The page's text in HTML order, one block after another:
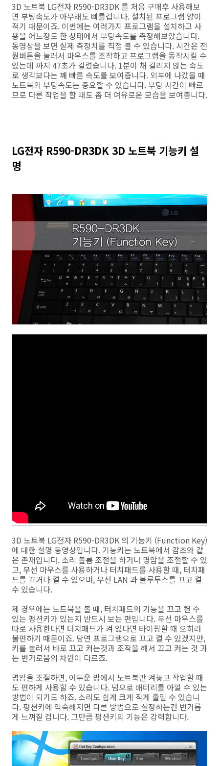
3D 노트북 LG전자 R590-DR3DK 를 처음 구매후 사용해보
면 부팅속도가 아무래도 빠를겁니다. 설치된 프로그램 양이
적기 때문이죠. 이번에는 여러가지 프로그램을 설치하고 사
용을 어느정도 한 상태에서 부팅속도를 측정해보았습니다.
동영상을 보면 실제 측정치를 직접 볼 수 있습니다. 시간은 전
원버튼을 눌러서 마우스를 조작하고 프로그램을 동작시킬 수
있는데 까지 47초가 걸렸습니다. 1분이 채 걸리지 않는 속도
로 생각보다는 꽤 빠른 속도를 보여줍니다. 외부에 나갔을 때
노트북의 부팅속도는 중요할 수 있습니다. 부팅 시간이 빠르
므로 다른 작업을 할 때도 좀 더 여유로운 모습을 보여줍니다.
LG전자 R590-DR3DK 3D 노트북 기능키 설
명
3D 노트북 LG전자 R590-DR3DK 의 기능키 (Function Key)
에 대한 설명 동영상입니다. 기능키는 노트북에서 감초와 같
은 존재입니다. 소리 볼륨 조절을 하거나 명암을 조절할 수 있
고, 무선 마우스를 사용하거나 터치패드를 사용할 때, 터치패
드를 끄거나 켤 수 있으며, 무선 LAN 과 블루투스를 끄고 켤
수 있습니다.
제 경우에는 노트북을 볼 때, 터치패드의 기능을 끄고 켤 수
있는 펑션키가 있는지 반드시 보는 편입니다. 무선 마우스를
따로 사용한다면 터치패드가 켜 있다면 타이핑할 때 오히려
불편하기 때문이죠. 당연 프로그램으로 끄고 켤 수 있겠지만,
키를 눌러서 바로 끄고 켜는것과 조작을 해서 끄고 켜는 것 과
는 번거로움의 차원이 다르죠.
명암을 조절하면, 어두운 방에서 노트북만 켜놓고 작업할 때
도 편하게 사용할 수 있습니다. 덤으로 배터리를 아낄 수 있는
방법이 되기도 하죠. 소리도 쉽게 크게 작게 줄일 수 있습니
다. 펑션키에 익숙해지면 다른 방법으로 설정하는건 번거롭
게 느껴질 겁니다. 그만큼 펑션키의 기능은 강력합니다.